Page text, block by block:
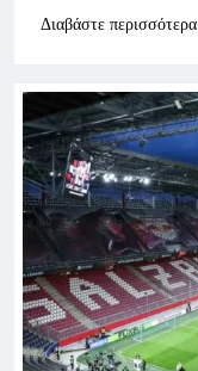
Διαβάστε περισσότερα